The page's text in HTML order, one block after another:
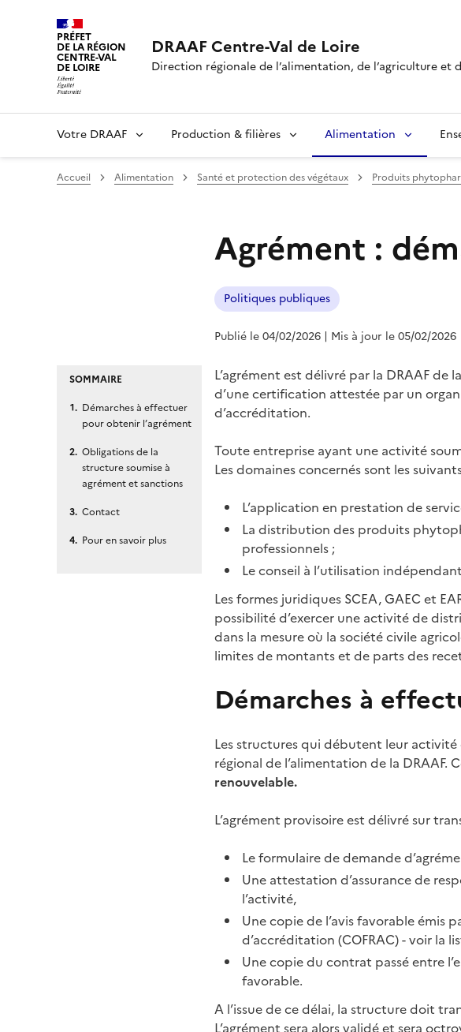
PRÉFET
DE LA RÉGION
CENTRE-VAL
DE LOIRE
DRAAF Centre-Val de Loire
Direction régionale de l’alimentation, de l’agriculture et
Votre DRAAF Production & filières Alimentation
Accueil Alimentation Santé et protection des végétaux Produits
Agrément :
Politiques publiques
Publié le 04/02/2026 | Mis à jour le 05/02/2026
SOMMAIRE
Démarches à effectuer
pour obtenir l’agrément
Obligations de la
structure soumise à
agrément et sanctions
Contact
Pour en savoir plus
L’agrément est délivré par la DRAAF de
d’une certification attestée par un
d’accréditation.
Toute entreprise ayant une activité
Les domaines concernés sont les
L’application en prestation de
La distribution des produits
professionnels ;
Le conseil à l’utilisation
Les formes juridiques SCEA, GAEC et
possibilité d’exercer une activité de
dans la mesure où la société civile
limites de montants et de parts des
Démarches à
Les structures qui débutent leur
régional de l’alimentation de la DRAAF.
renouvelable.
L’agrément provisoire est délivré sur
Le formulaire de demande
Une attestation d’assurance de
l’activité,
Une copie de l’avis favorable émis
d’accréditation (COFRAC) - voir la
Une copie du contrat passé entre
favorable.
A l’issue de ce délai, la structure doit
L’agrément sera alors validé et sera